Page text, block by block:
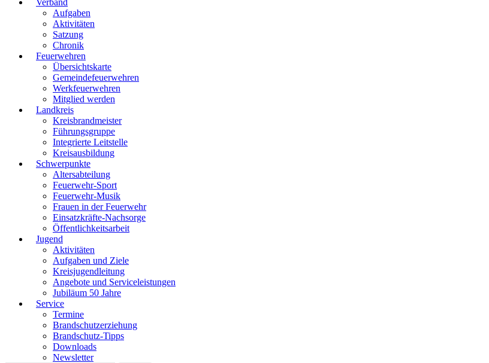
Verband
Aufgaben
Aktivitäten
Satzung
Chronik
Feuerwehren
Übersichtskarte
Gemeindefeuerwehren
Werkfeuerwehren
Mitglied werden
Landkreis
Kreisbrandmeister
Führungsgruppe
Integrierte Leitstelle
Kreisausbildung
Schwerpunkte
Altersabteilung
Feuerwehr-Sport
Feuerwehr-Musik
Frauen in der Feuerwehr
Einsatzkräfte-Nachsorge
Öffentlichkeitsarbeit
Jugend
Aktivitäten
Aufgaben und Ziele
Kreisjugendleitung
Angebote und Serviceleistungen
Jubiläum 50 Jahre
Service
Termine
Brandschutzerziehung
Brandschutz-Tipps
Downloads
Newsletter